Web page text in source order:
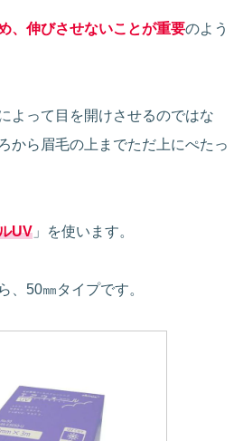
、伸びさせないことが重要のよう
よって目を開けさせるのではな
から眉毛の上までただ上にぺたっ
UV 」を使います。
、50㎜タイプです。